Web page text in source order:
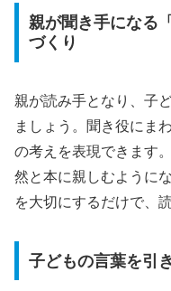
親が聞き手になる
づくり
親が読み手となり、子
ましょう。聞き役にま
の考えを表現できます
然と本に親しむように
を大切にするだけで、
子どもの言葉を引